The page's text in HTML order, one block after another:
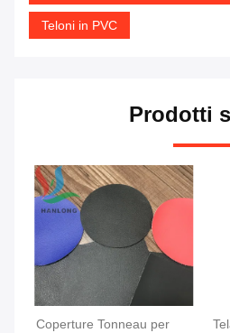
Teloni in PVC
Prodotti
Coperture Tonneau per